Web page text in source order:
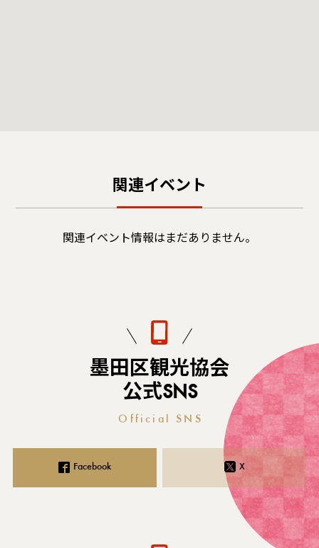
関連イベント
関連イベント情報はまだありません。
墨田区観光協会
公式SNS
Official SNS
Facebook X